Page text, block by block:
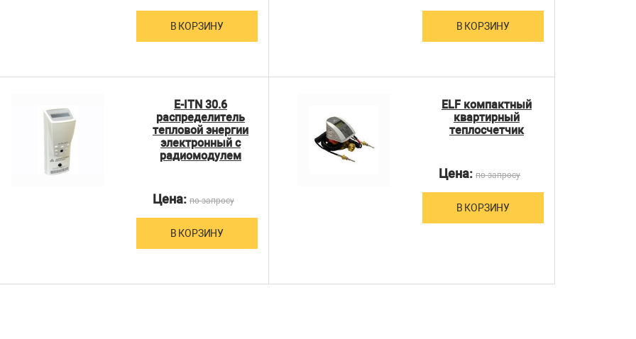
В КОРЗИНУ В КОРЗИНУ
E-ITN 30.6
распределитель
тепловой энергии
электронный с
радиомодулем
Цена: по запросу
В КОРЗИНУ
ELF компактный
квартирный
теплосчетчик
Цена: по запросу
В КОРЗИНУ